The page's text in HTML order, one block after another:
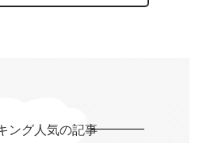
ング人気の記事